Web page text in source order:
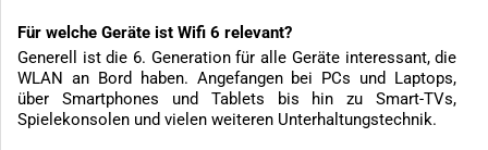
Für welche Geräte ist Wifi 6 relevant?
Generell ist die 6. Generation für alle Geräte interessant, die
WLAN an Bord haben. Angefangen bei PCs und Laptops,
über Smartphones und Tablets bis hin zu Smart-TVs,
Spielekonsolen und vielen weiteren Unterhaltungstechnik.